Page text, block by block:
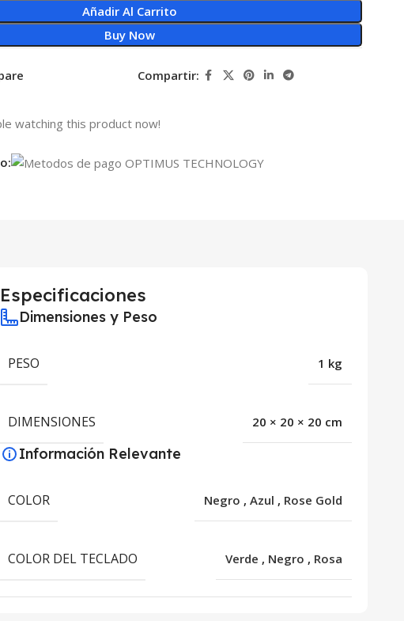
Añadir Al Carrito
Buy Now
Compartir:
watching this product now!
Especificaciones
Dimensiones y Peso
PESO 1 kg
DIMENSIONES 20 × 20 × 20 cm
Información Relevante
COLOR Negro ,Azul , Rose Gold
COLOR DEL TECLADO Verde , Negro , Rosa